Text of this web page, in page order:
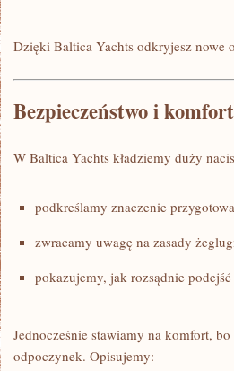
Dzięki Baltica Yachts odkryjesz nowe
Bezpieczeństwo i komfort
W Baltica Yachts kładziemy duży
podkreślamy znaczenie
zwracamy uwagę na zasady
pokazujemy, jak rozsądnie
Jednocześnie stawiamy na komfort,
odpoczynek. Opisujemy: